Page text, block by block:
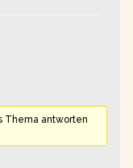
Thema antworten